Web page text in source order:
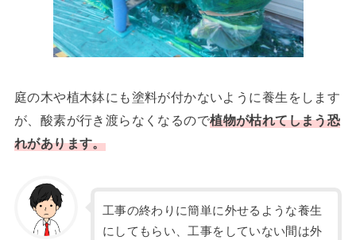
庭の木や植木鉢にも塗料が付かないように養生をします
が、酸素が行き渡らなくなるので植物が枯れてしまう恐
れがあります。
工事の終わりに簡単に外せるような養生
にしてもらい、工事をしていない間は外